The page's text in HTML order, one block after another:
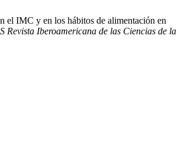
el IMC y en los hábitos de alimentación en
Revista Iberoamericana de las Ciencias de la